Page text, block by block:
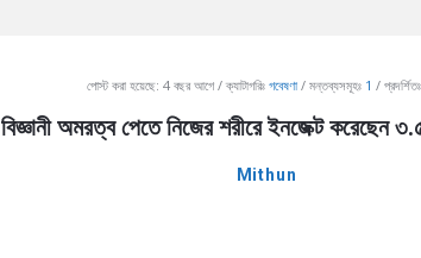
পোস্ট করা হয়েছে: 4 বছর আগে ক্যাটাগরিঃ গবেষণা মন্তব্যসমূহঃ 1
অমরত্ব পেতে নিজের শরীরে ইনজেক্ট করেছেন
Mithun